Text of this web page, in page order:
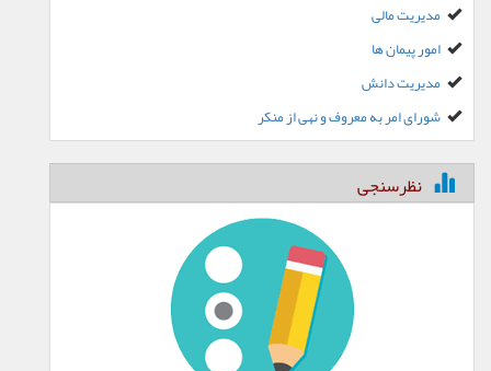
مدیریت مالی
امور پیمان ها
مدیریت دانش
شورای امر به معروف و نهی از منکر
نظرسنجی